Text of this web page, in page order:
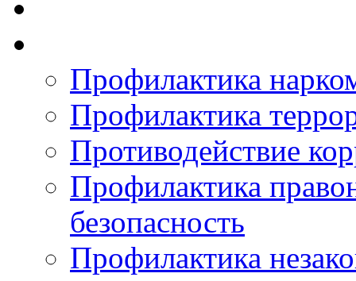
Профилактика
Профилактика
Противодействие
Профилактика
безопасность
Профилактика